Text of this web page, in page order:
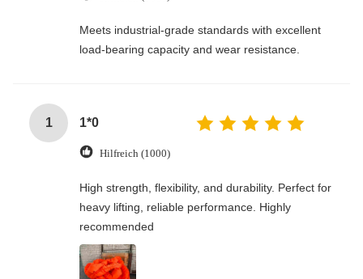
Meets industrial-grade standards with excellent
load-bearing capacity and wear resistance.
1 1*0
Hilfreich (1000)
High strength, flexibility, and durability. Perfect for
heavy lifting, reliable performance. Highly
recommended